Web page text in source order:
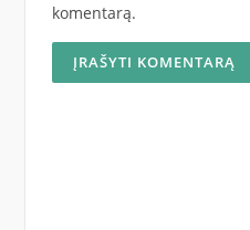
komentarą.